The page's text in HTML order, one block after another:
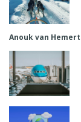
Anouk van Hemert